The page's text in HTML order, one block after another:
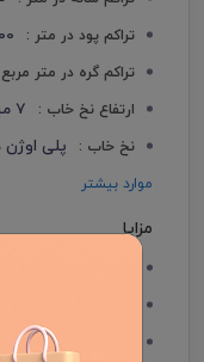
تراکم پود در متر :
تراکم گره در متر
ارتفاع نخ خاب : 7 میلی متر
نخ خاب : پلی
موارد بیشتر
مزایا